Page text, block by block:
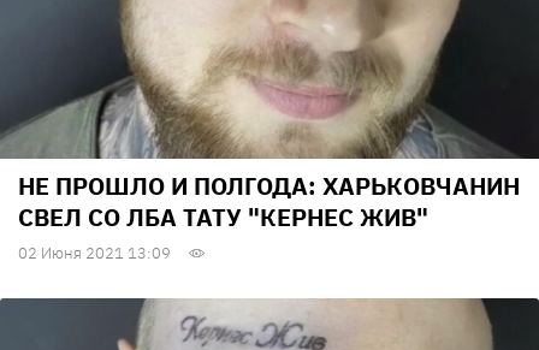
НЕ ПРОШЛО И ПОЛГОДА: ХАРЬКОВЧАНИН
СВЕЛ СО ЛБА ТАТУ "КЕРНЕС ЖИВ"
02 Июня 2021 13:09